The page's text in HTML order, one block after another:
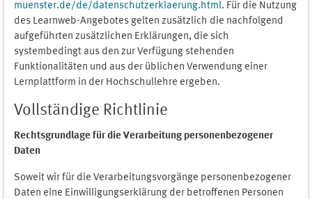
muenster.de/de/datenschutzerklaerung.html. Für die Nutzung
des Learnweb-Angebotes gelten zusätzlich die nachfolgend
aufgeführten zusätzlichen Erklärungen, die sich
systembedingt aus den zur Verfügung stehenden
Funktionalitäten und aus der üblichen Verwendung einer
Lernplattform in der Hochschullehre ergeben.
Vollständige Richtlinie
Rechtsgrundlage für die Verarbeitung personenbezogener
Daten
Soweit wir für die Verarbeitungsvorgänge personenbezogener
Daten eine Einwilligungserklärung der betroffenen Personen